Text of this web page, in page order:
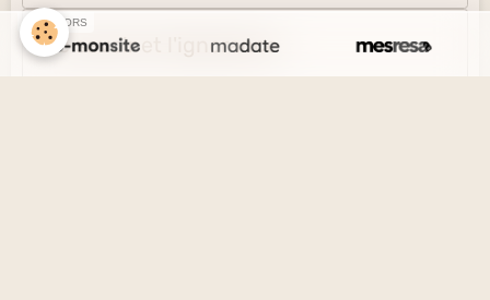
Le savoir et l'ignorance
SPONSORS